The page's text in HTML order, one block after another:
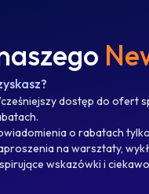
dostęp do ofert
o rabatach
na warsztaty,
wskazówki i